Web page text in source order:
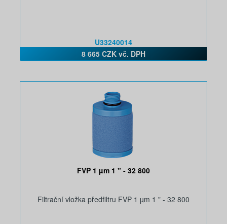
U33240014
8 665 CZK vč. DPH
FVP 1 µm 1 " - 32 800
Filtrační vložka předfiltru FVP 1 µm 1 " - 32 800